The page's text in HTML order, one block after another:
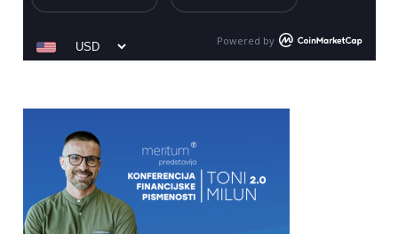
Powered by